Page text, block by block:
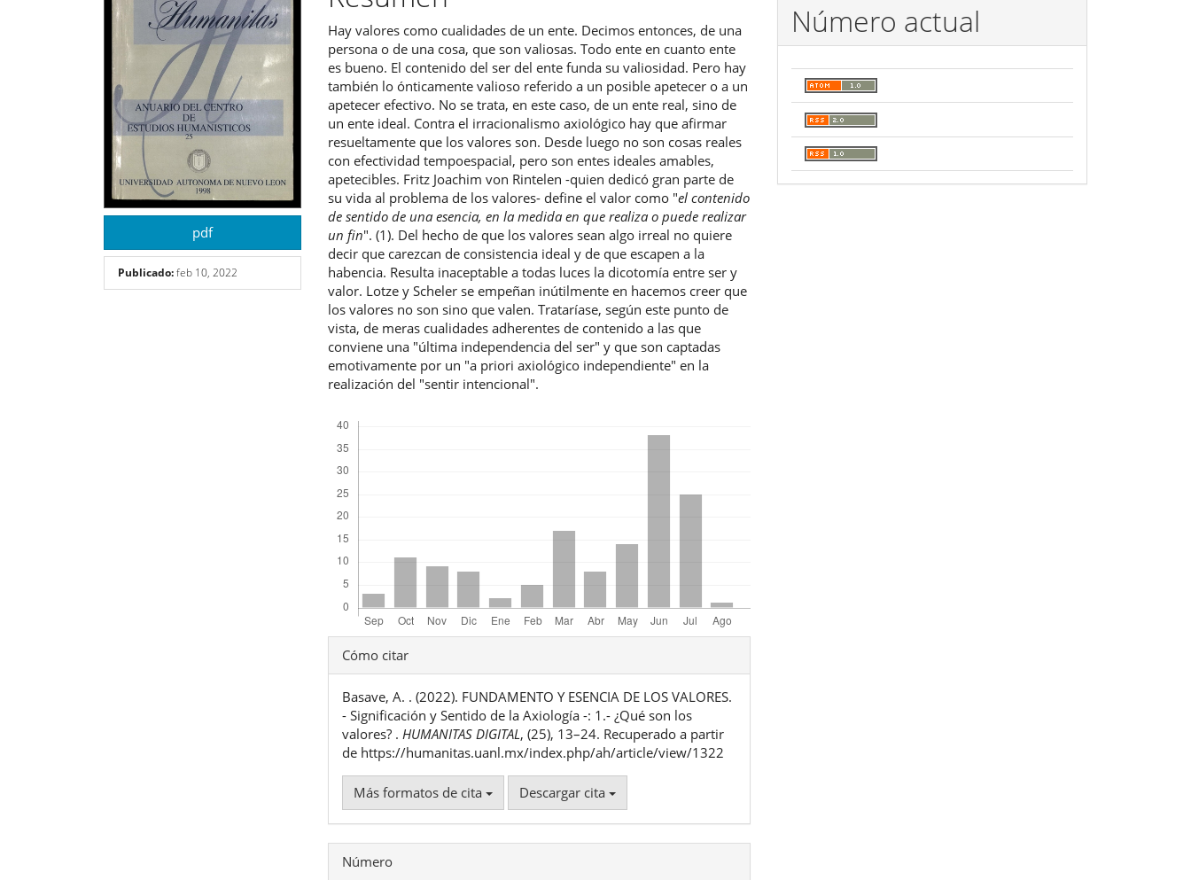
del
artículo
pdf
Publicado:feb 10, 2022
del
artículo
Hay valores como cualidades de un ente. Decimos entonces, de una
persona o de una cosa, que son valiosas. Todo ente en cuanto ente
es bueno. El contenido del ser del ente funda su valiosidad. Pero hay
también lo ónticamente valioso referido a un posible apetecer o a un
apetecer efectivo. No se trata, en este caso, de un ente real, sino de
un ente ideal. Contra el irracionalismo axiológico hay que afirmar
resueltamente que los valores son. Desde luego no son cosas reales
con efectividad tempoespacial, pero son entes ideales amables,
apetecibles. Fritz Joachim von Rintelen -quien dedicó gran parte de
su vida al problema de los valores- define el valor como "el contenido
de sentido de una esencia, en la medida en que realiza o puede realizar
un fin". (1). Del hecho de que los valores sean algo irreal no quiere
decir que carezcan de consistencia ideal y de que escapen a la
habencia. Resulta inaceptable a todas luces la dicotomía entre ser y
valor. Lotze y Scheler se empeñan inútilmente en hacemos creer que
los valores no son sino que valen. Trataríase, según este punto de
vista, de meras cualidades adherentes de contenido a las que
conviene una "última independencia del ser" y que son captadas
emotivamente por un "a priori axiológico independiente" en la
realización del "sentir intencional".
Detalles
del
artículo
Cómo citar
Basave, A. . (2022). FUNDAMENTO Y ESENCIA DE LOS VALORES.
- Significación y Sentido de la Axiología -: 1.- ¿Qué son los
valores? .HUMANITAS DIGITAL, (25), 13–24. Recuperado a partir
de https://humanitas.uanl.mx/index.php/ah/article/view/1322
Más formatos de cita Descargar cita
Número
Número actual